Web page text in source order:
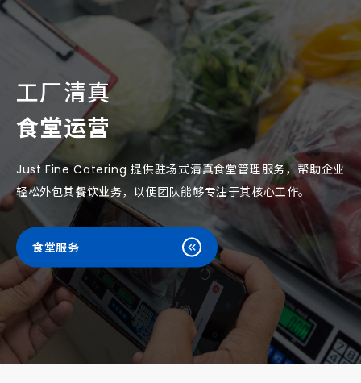
工厂清真
食堂运营
Just Fine Catering 提供驻场式清真食堂管理服务，帮助企业
轻松外包其餐饮业务，以便团队能够专注于其核心工作。
食堂服务